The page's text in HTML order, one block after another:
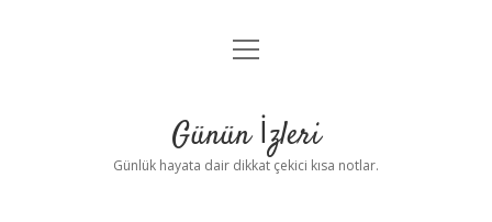
Anasayfa
Yasal Uyarı
menüyü
Günün İzleri
Günlük hayata dair dikkat çekici kısa notlar.